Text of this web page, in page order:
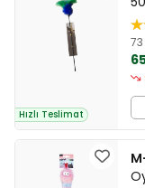
Hızlı Teslimat
73